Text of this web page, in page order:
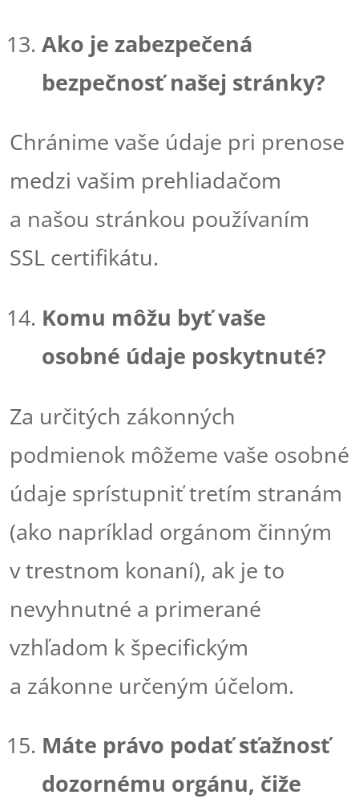
Ako je zabezpečená
bezpečnosť našej stránky?
Chránime vaše údaje pri prenose
medzi vašim prehliadačom
a našou stránkou používaním
SSL certifikátu.
Komu môžu byť vaše
osobné údaje poskytnuté?
Za určitých zákonných
podmienok môžeme vaše osobné
údaje sprístupniť tretím stranám
(ako napríklad orgánom činným
v trestnom konaní), ak je to
nevyhnutné a primerané
vzhľadom k špecifickým
a zákonne určeným účelom.
Máte právo podať sťažnosť
dozornému orgánu, čiže